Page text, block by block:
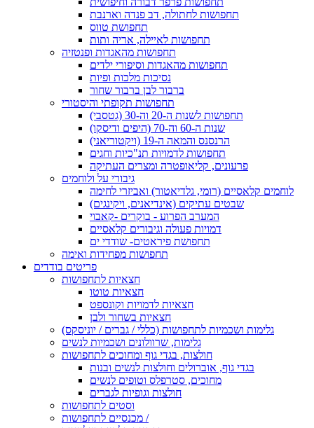
תחפושות לחתולה, דב פנדה וארנבת
תחפושת טווס
תחפושות לאיילה, אריה ותות
תחפושות מהאגדות ופנטזיה
תחפושות מהאגדות וסיפורי ילדים
נסיכות מלכות ופיות
ברבור לבן ברבור שחור
תחפושות תקופתי והיסטורי
תחפושות לשנות ה-20 וה-30 (גטסבי)
שנות ה-60 וה-70 (היפים ודיסקו)
הרנסנס והמאה ה-19 (ויקטוריאני)
תחפושות לדמויות תנ"כיות וחגים
פרעונים, קליאופטרה ומצרים העתיקה
גיבורי על ולוחמים
לוחמים קלאסיים (רומי, גלדיאטור) ואביזרי לחימה
שבטים עתיקים (אינדיאנים, ויקינגים)
המערב הפרוע - בוקרים -קאבוי
דמויות פעולה וגיבורים קלאסיים
תחפושת פיראטים- שודדי ים
תחפושות מפחידות ואימה
פריטים בודדים
חצאיות לתחפושות
חצאיות טוטו
חצאיות לדמויות וקונספט
חצאיות בשחור ולבן
גלימות ושכמיות לתחפושות (כללי / גברים / יוניסקס)
גלימות, שרוולונים ושכמיות לנשים
חולצות, בגדי גוף ומחוכים לתחפושות
בגדי גוף, אוברולים וחולצות לנשים ובנות
מחוכים, סטרפלס וטופים לנשים
חולצות וגופיות לגברים
וסטים לתחפושות
מכנסיים לתחפושות /